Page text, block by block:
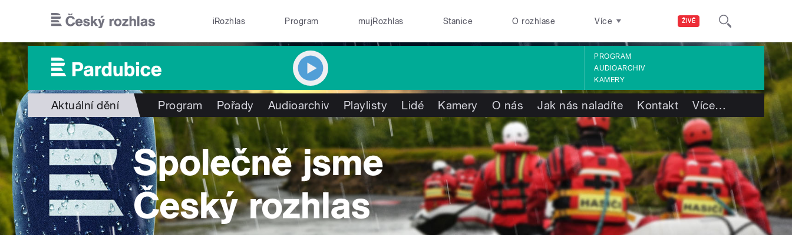
ŽIVĚ
iRozhlas Program mujRozhlas Stanice O rozhlase Více
PROGRAM
AUDIOARCHIV
KAMERY
Aktuální dění Program Pořady Audioarchiv Playlisty Lidé Kamery O nás Jak nás naladíte Kontakt Více…